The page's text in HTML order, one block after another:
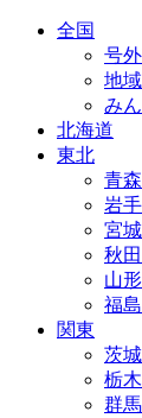
全国
号
地
み
北海道
東北
青
岩
宮
秋
山
福
関東
茨
栃
群